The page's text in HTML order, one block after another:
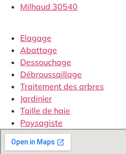
Milhaud 30540
Elagage
Abattage
Dessouchage
Débroussaillage
Traitement des arbres
Jardinier
Taille de haie
Paysagiste